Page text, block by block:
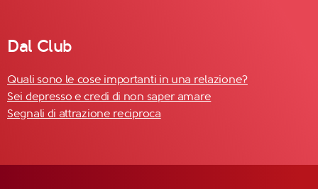
Dal Club
Quali sono le cose importanti in una relazione?
Sei depresso e credi di non saper amare
Segnali di attrazione reciproca